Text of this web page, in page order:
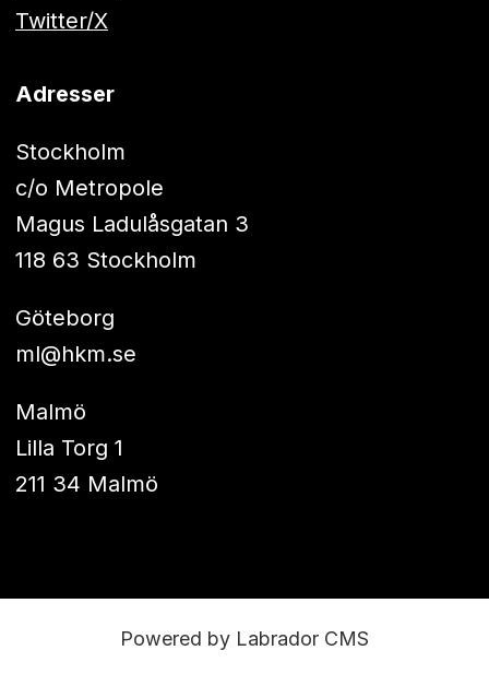
Twitter/X
Adresser
Stockholm
c/o Metropole
Magus Ladulåsgatan 3
118 63 Stockholm
Göteborg
ml@hkm.se
Malmö
Lilla Torg 1
211 34 Malmö
Powered by Labrador CMS